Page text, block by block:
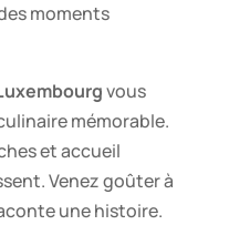
moments
vous
mémorable.
et accueil
Venez goûter à
une histoire.